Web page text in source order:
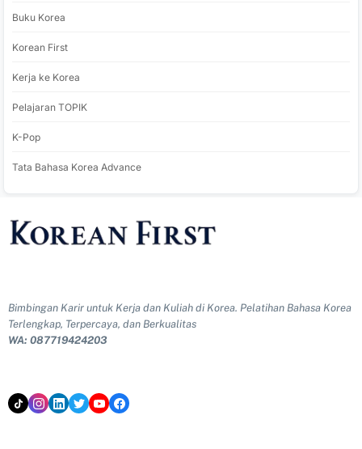
Buku Korea
Korean First
Kerja ke Korea
Pelajaran TOPIK
K-Pop
Tata Bahasa Korea Advance
Bimbingan Karir untuk Kerja dan Kuliah di Korea. Pelatihan Bahasa Korea
Terlengkap, Terpercaya, dan Berkualitas
WA: 087719424203